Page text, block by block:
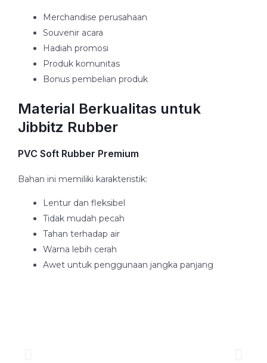
Merchandise perusahaan
Souvenir acara
Hadiah promosi
Produk komunitas
Bonus pembelian produk
Material Berkualitas untuk
Jibbitz Rubber
PVC Soft Rubber Premium
Bahan ini memiliki karakteristik:
Lentur dan fleksibel
Tidak mudah pecah
Tahan terhadap air
Warna lebih cerah
Awet untuk penggunaan jangka panjang